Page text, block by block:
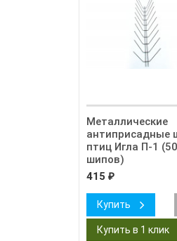
Металлические
антиприсадные
птиц Игла П-1
шипов)
415 ₽
Купить